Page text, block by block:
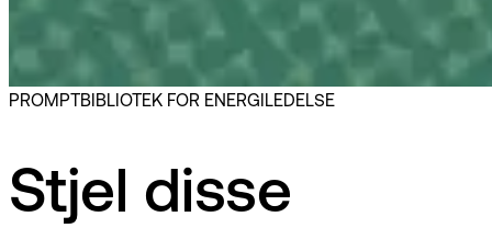
PROMPTBIBLIOTEK FOR ENERGILEDELSE
Stjel disse